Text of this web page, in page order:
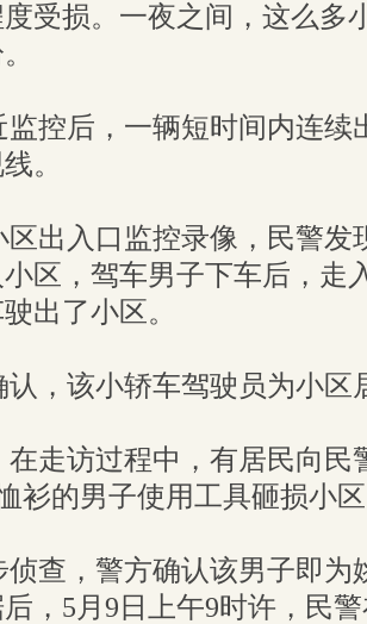
受损。一夜之间，这么多
监控后，一辆短时间内连续
。
区出入口监控录像，民警发
区，驾车男子下车后，走
出了小区。
认，该小轿车驾驶员为小区
在走访过程中，有居民向民
衫的男子使用工具砸损小
侦查，警方确认该男子即为
，5月9日上午9时许，民